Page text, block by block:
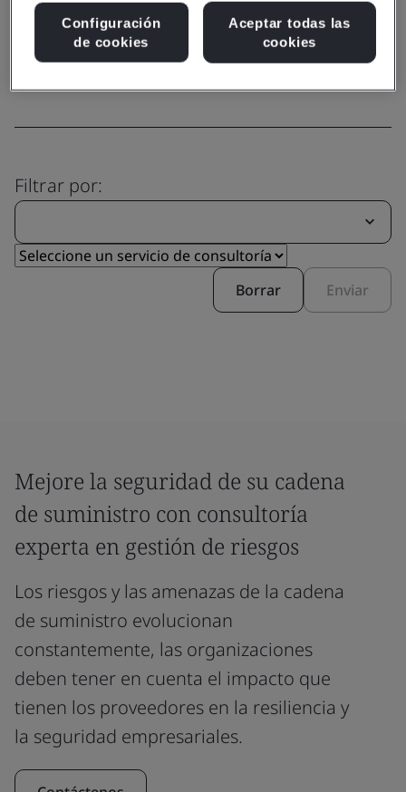
Conozca nuestra amplia variedad
de servicios
Filtrar por:
Borrar Enviar
Mejore la seguridad de su cadena
de suministro con consultoría
experta en gestión de riesgos
Los riesgos y las amenazas de la cadena
de suministro evolucionan
constantemente, las organizaciones
deben tener en cuenta el impacto que
tienen los proveedores en la resiliencia y
la seguridad empresariales.
Configuración
de cookies
Aceptar todas las
cookies